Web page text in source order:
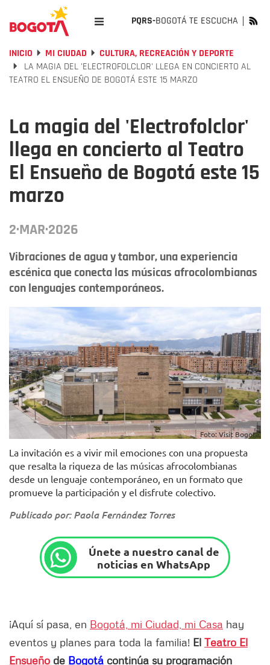
PQRS-BOGOTÁ TE ESCUCHA
INICIO MI CIUDAD
CULTURA, RECREACIÓN Y DEPORTE
LA MAGIA DEL 'ELECTROFOLCLOR' LLEGA EN CONCIERTO AL
TEATRO EL ENSUEÑO DE BOGOTÁ ESTE 15 MARZO
La magia del 'Electrofolclor'
llega en concierto al Teatro
El Ensueño de Bogotá este 15
marzo
2·MAR·2026
Vibraciones de agua y tambor, una experiencia
escénica que conecta las músicas afrocolombianas
con lenguajes contemporáneos.
Foto: Visit Bogotá.
La invitación es a vivir mil emociones con una propuesta
que resalta la riqueza de las músicas afrocolombianas
desde un lenguaje contemporáneo, en un formato que
promueve la participación y el disfrute colectivo.
Publicado por: Paola Fernández Torres
Únete a nuestro canal de
noticias en WhatsApp
¡Aquí sí pasa, en Bogotá, mi Ciudad, mi Casa hay
eventos y planes para toda la familia! El Teatro El
Ensueño de Bogotá continúa su programación